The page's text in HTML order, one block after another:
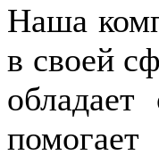
Наша
в своей